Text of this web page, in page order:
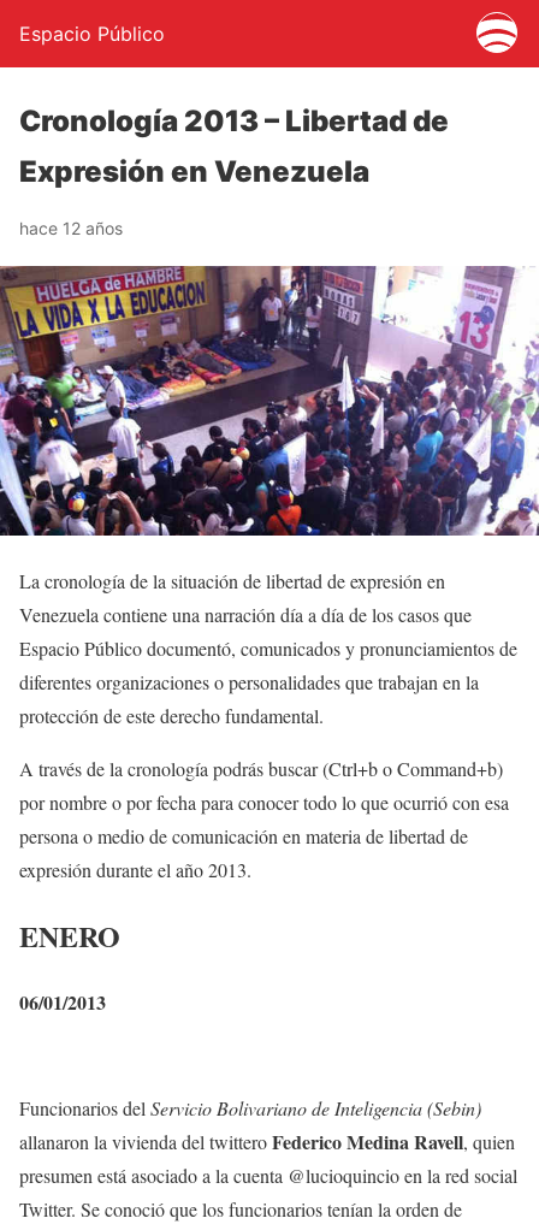
Espacio Público
Cronología 2013 – Libertad de
Expresión en Venezuela
hace 12 años
La cronología de la situación de libertad de expresión en
Venezuela contiene una narración día a día de los casos que
Espacio Público documentó, comunicados y pronunciamientos de
diferentes organizaciones o personalidades que trabajan en la
protección de este derecho fundamental.
A través de la cronología podrás buscar (Ctrl+b o Command+b)
por nombre o por fecha para conocer todo lo que ocurrió con esa
persona o medio de comunicación en materia de libertad de
expresión durante el año 2013.
ENERO
06/01/2013
Funcionarios del Servicio Bolivariano de Inteligencia (Sebin)
allanaron la vivienda del twitteroFederico MedinaRavell, quien
presumen está asociado a la cuenta @lucioquincio en la red social
Twitter. Se conoció que los funcionarios tenían la orden de